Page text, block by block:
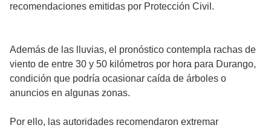
recomendaciones emitidas por Protección Civil.
Además de las lluvias, el pronóstico contempla rachas de
viento de entre 30 y 50 kilómetros por hora para Durango,
condición que podría ocasionar caída de árboles o
anuncios en algunas zonas.
Por ello, las autoridades recomendaron extremar